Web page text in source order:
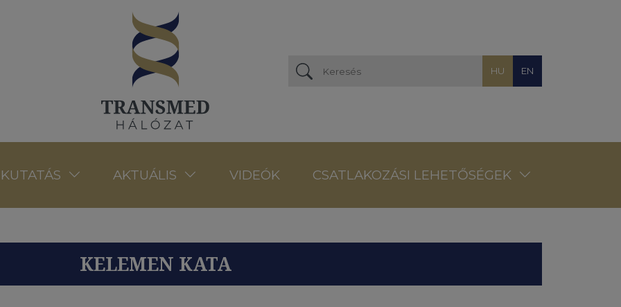
HU EN
KUTATÁS AKTUÁLIS VIDEÓK CSATLAKOZÁSI LEHETŐSÉGEK
KELEMEN KATA